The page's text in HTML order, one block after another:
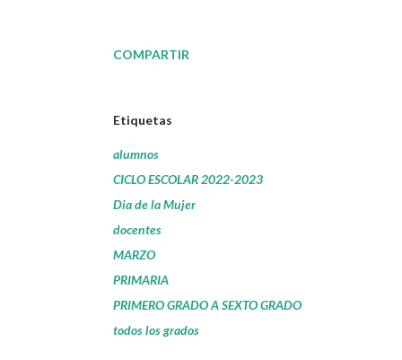
COMPARTIR
Etiquetas
alumnos
CICLO ESCOLAR 2022-2023
Dia de la Mujer
docentes
MARZO
PRIMARIA
PRIMERO GRADO A SEXTO GRADO
todos los grados